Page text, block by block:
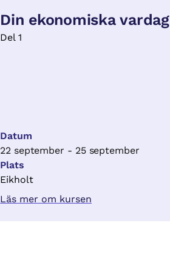
Din ekonomiska vardag
Del 1
Datum
22 september - 25 september
Plats
Eikholt
Läs mer om kursen